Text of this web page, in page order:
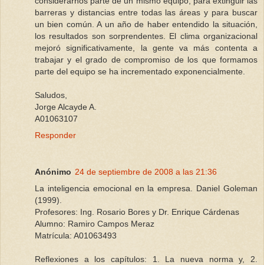
barreras y distancias entre todas las áreas y para buscar
un bien común. A un año de haber entendido la situación,
los resultados son sorprendentes. El clima organizacional
mejoró significativamente, la gente va más contenta a
trabajar y el grado de compromiso de los que formamos
parte del equipo se ha incrementado exponencialmente.
Saludos,
Jorge Alcayde A.
A01063107
Responder
Anónimo 24 de septiembre de 2008 a las 21:36
La inteligencia emocional en la empresa. Daniel Goleman
(1999).
Profesores: Ing. Rosario Bores y Dr. Enrique Cárdenas
Alumno: Ramiro Campos Meraz
Matrícula: A01063493
Reflexiones a los capítulos: 1. La nueva norma y, 2.